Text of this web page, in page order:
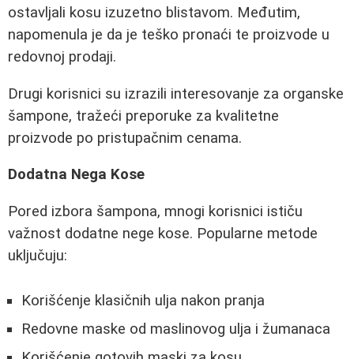
ostavljali kosu izuzetno blistavom. Međutim,
napomenula je da je teško pronaći te proizvode u
redovnoj prodaji.
Drugi korisnici su izrazili interesovanje za organske
šampone, tražeći preporuke za kvalitetne
proizvode po pristupačnim cenama.
Dodatna Nega Kose
Pored izbora šampona, mnogi korisnici ističu
važnost dodatne nege kose. Popularne metode
uključuju:
Korišćenje klasičnih ulja nakon pranja
Redovne maske od maslinovog ulja i žumanaca